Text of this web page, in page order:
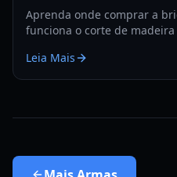
Aprenda onde comprar a
funciona o corte de
Leia Mais